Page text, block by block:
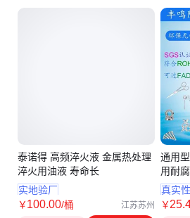
泰诺得 高频淬火液 金属热处理
淬火用油液 寿命长
实地验厂
￥100.00/桶 江苏苏州
通用
用耐
真实
￥25